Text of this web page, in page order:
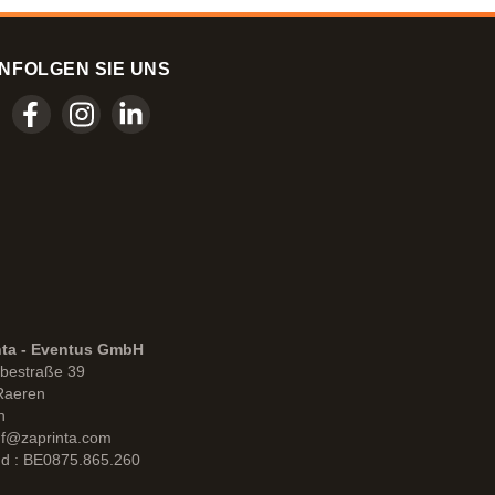
FOLGEN SIE UNS
- Eventus GmbH
39
: BE0875.865.260